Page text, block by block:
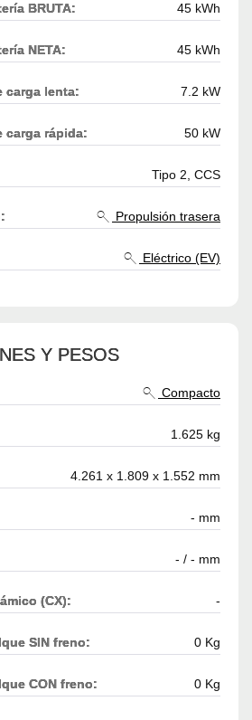
BRUTA: 45 kWh
NETA: 45 kWh
carga lenta: 7.2 kW
carga rápida: 50 kW
Tipo 2, CCS
Propulsión trasera
Eléctrico (EV)
Y PESOS
Compacto
1.625 kg
4.261 x 1.809 x 1.552 mm
- mm
- / - mm
(CX): -
SIN freno: 0 Kg
CON freno: 0 Kg